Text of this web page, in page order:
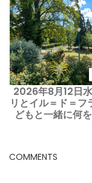
2026年8月12日
リとイル＝ド＝フ
どもと一緒に何
COMMENTS